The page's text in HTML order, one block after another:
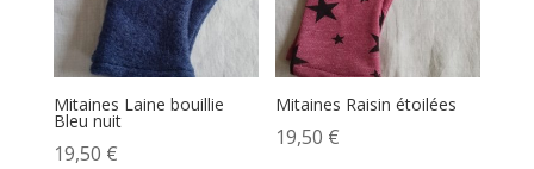
Mitaines Laine bouillie
Bleu nuit
19,50 €
Mitaines Raisin étoilées
19,50 €